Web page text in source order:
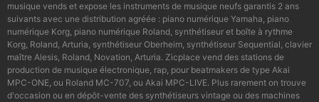
musique vends et expose les instruments de musique neufs garantis 2 ans
suivants avec une distribution agréée : piano numérique Yamaha, piano
numérique Korg, piano numérique Roland, synthétiseur et boîte à rythme
Korg, Roland, Arturia, synthétiseur Oberheim, synthétiseur Sequential, clavier
maître Alesis, Roland, Novation, Arturia. Zicplace vend des stations de
production de musique électronique, rap, pour beatmakers de type Akai
MPC-ONE, ou Roland MC-707, ou Akai MPC-LIVE. Plus rarement on trouve
d'occasion ou en dépôt-vente des synthétiseurs vintage ou des machines